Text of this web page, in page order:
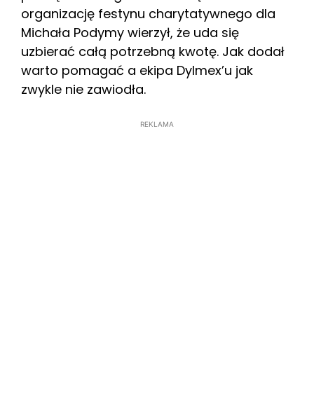
organizację festynu charytatywnego dla
Michała Podymy wierzył, że uda się
uzbierać całą potrzebną kwotę. Jak dodał
warto pomagać a ekipa Dylmex’u jak
zwykle nie zawiodła.
REKLAMA